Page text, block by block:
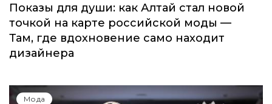
Показы для души: как Алтай стал новой
точкой на карте российской моды —
Там, где вдохновение само находит
дизайнера
Мода